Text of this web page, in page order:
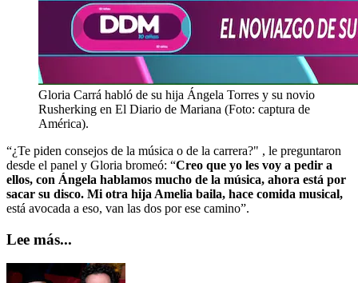
Gloria Carrá habló de su hija Ángela Torres y su novio
Rusherking en El Diario de Mariana (Foto: captura de
América).
“¿Te piden consejos de la música o de la carrera?" , le preguntaron
desde el panel y Gloria bromeó: “Creo que yo les voy a pedir a
ellos, con Ángela hablamos mucho de la música, ahora está por
sacar su disco. Mi otra hija Amelia baila, hace comida musical,
está avocada a eso, van las dos por ese camino”.
Lee más...